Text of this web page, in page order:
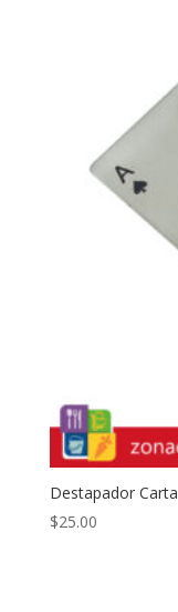
Destapador Carta
$25.00